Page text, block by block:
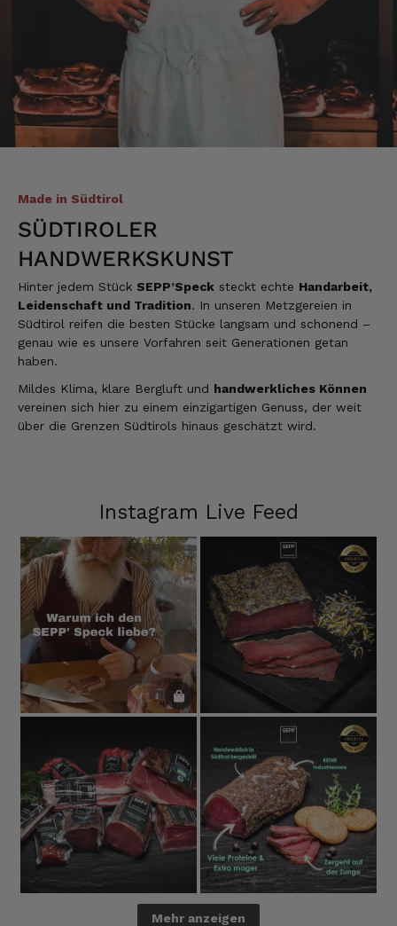
Made in Südtirol
SÜDTIROLER
HANDWERKSKUNST
Hinter jedem Stück SEPP’Speck steckt echte Handarbeit,
Leidenschaft und Tradition. In unseren Metzgereien in
Südtirol reifen die besten Stücke langsam und schonend –
genau wie es unsere Vorfahren seit Generationen getan
haben.
Mildes Klima, klare Bergluft und handwerkliches Können
vereinen sich hier zu einem einzigartigen Genuss, der weit
über die Grenzen Südtirols hinaus geschätzt wird.
Instagram Live Feed
Mehr anzeigen